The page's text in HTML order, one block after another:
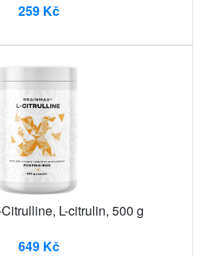
259 Kč
L-citrulin, 500 g
649 Kč